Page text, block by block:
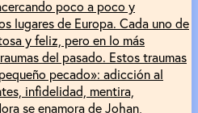
poco a poco y
lugares de Europa. Cada uno de
y feliz, pero en lo más
del pasado. Estos traumas
pecado»: adicción al
infidelidad, mentira,
se enamora de Johan,